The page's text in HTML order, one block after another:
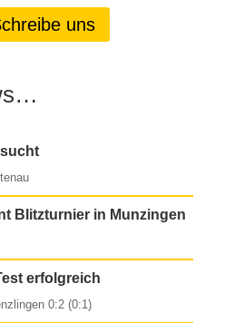
uns
Blitzturnier in Munzingen
erfolgreich
0:2 (0:1)